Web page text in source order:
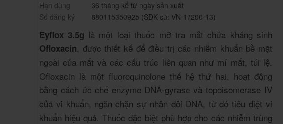
Hạn dùng
36 tháng kể từ ngày sản xuất
Số đăng ký
880115350925 (SĐK cũ: VN-17200-13)
Eyflox 3.5g là một loại thuốc mỡ tra mắt chứa kháng sinh
Ofloxacin, được thiết kế để điều trị các nhiễm khuẩn bề mặt
ngoài của mắt và các cấu trúc liên quan như mí mắt, túi lệ.
Ofloxacin là một fluoroquinolone thế hệ thứ hai, hoạt động
bằng cách ức chế enzyme DNA-gyrase và topoisomerase IV
của vi khuẩn, ngăn chặn sự nhân đôi DNA, từ đó tiêu diệt vi
khuẩn hiệu quả. Thuốc đặc biệt phù hợp cho các nhiễm trùng